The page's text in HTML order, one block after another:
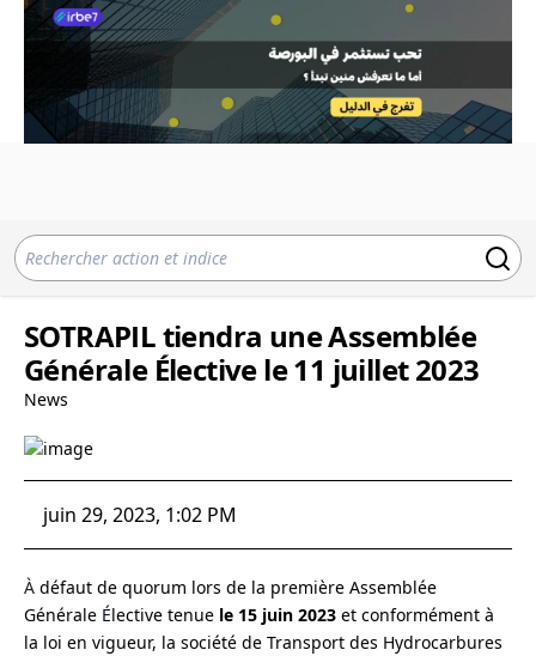
SOTRAPIL tiendra une Assemblée
Générale Élective le 11 juillet 2023
News
juin 29, 2023, 1:02 PM
À défaut de quorum lors de la première Assemblée
Générale Élective tenue le 15 juin 2023 et conformément à
la loi en vigueur, la société de Transport des Hydrocarbures